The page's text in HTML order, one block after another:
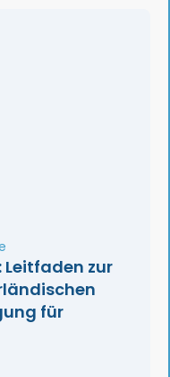
Leitfaden zur
für